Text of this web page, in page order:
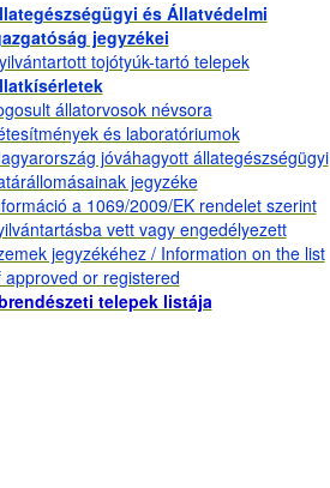
és Állatvédelmi
jegyzékei
tojótyúk-tartó telepek
állatorvosok névsora
és laboratóriumok
jóváhagyott állategészségügyi
jegyzéke
a 1069/2009/EK rendelet szerint
vett vagy engedélyezett
jegyzékéhez / Information on the list
approved or registered
telepek listája